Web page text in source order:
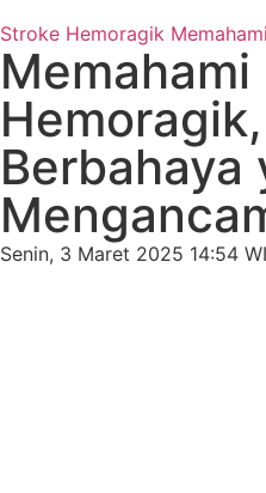
Stroke Hemoragik
Memahami
Berbahaya
Senin, 3 Maret 2025 14:54